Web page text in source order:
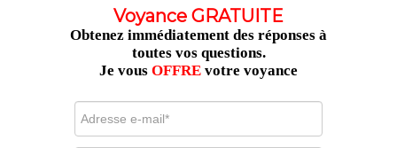
Voyance GRATUITE
Obtenez immédiatement des réponses à
toutes vos questions.
Je vousOFFRE votre voyance